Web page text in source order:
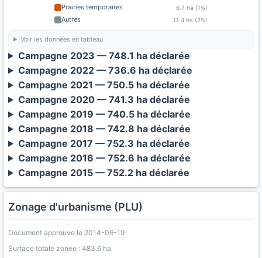
Prairies temporaires 6.7 ha (1%)
Autres 11.4 ha (2%)
Voir les données en tableau
Campagne 2023 — 748.1 ha déclarée
Campagne 2022 — 736.6 ha déclarée
Campagne 2021 — 750.5 ha déclarée
Campagne 2020 — 741.3 ha déclarée
Campagne 2019 — 740.5 ha déclarée
Campagne 2018 — 742.8 ha déclarée
Campagne 2017 — 752.3 ha déclarée
Campagne 2016 — 752.6 ha déclarée
Campagne 2015 — 752.2 ha déclarée
Zonage d'urbanisme (PLU)
Document approuve le 2014-06-19
Surface totale zonee : 483.6 ha